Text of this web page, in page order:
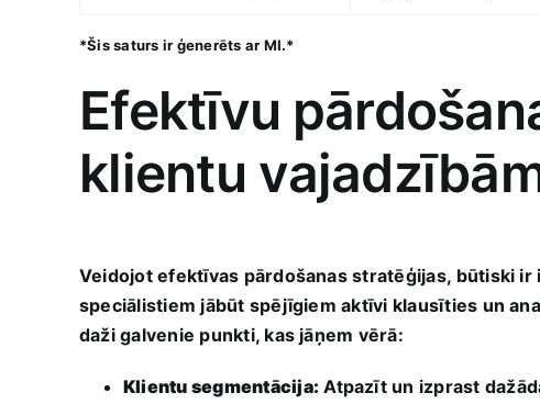
*Šis‍ saturs ir ģenerēts ⁣ar MI.*
Efektīvu
klientu
Veidojot efektīvas ​pārdošanas stratēģijas,⁢ būtiski
speciālistiem jābūt ​spējīgiem aktīvi klausīties un
daži ​galvenie punkti, kas jāņem vērā:
Klientu ​segmentācija: Atpazīt un izprast